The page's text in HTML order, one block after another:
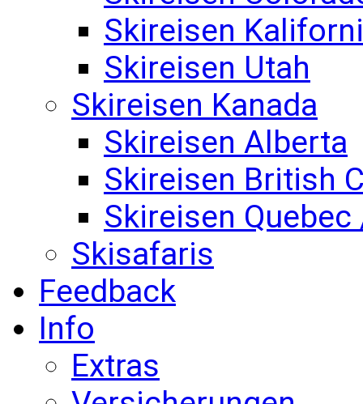
Skireisen
Skireisen Utah
Skireisen Kanada
Skireisen Alberta
Skireisen British
Skireisen
Skisafaris
Feedback
Info
Extras